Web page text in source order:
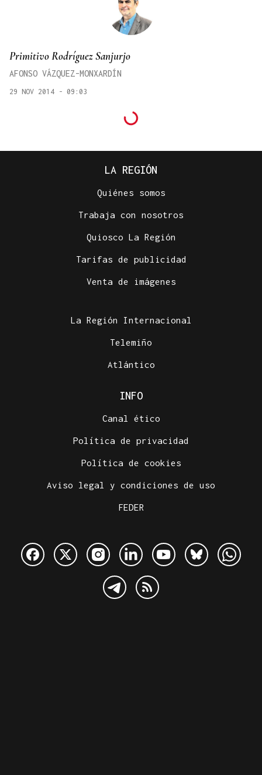
Primitivo Rodríguez Sanjurjo
AFONSO VÁZQUEZ-MONXARDÍN
29 NOV 2014 - 09:03
LA REGIÓN
Quiénes somos
Trabaja con nosotros
Quiosco La Región
Tarifas de publicidad
Venta de imágenes
La Región Internacional
Telemiño
Atlántico
INFO
Canal ético
Política de privacidad
Política de cookies
Aviso legal y condiciones de uso
FEDER